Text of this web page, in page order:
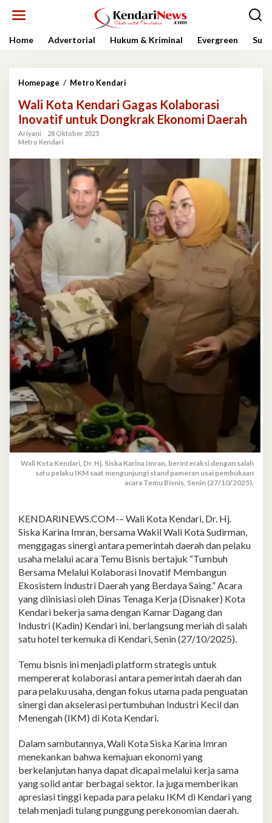
Home
Advertorial Hukum & Kriminal Evergreen
Homepage / Metro Kendari
Kendari
Gagas
Kolaborasi
Dongkrak
Ekonomi
Daerah
Wali Kota Kendari Gagas Kolaborasi
Inovatif untuk Dongkrak Ekonomi Daerah
Ariyani
28 Oktober 2025
Metro Kendari
Wali Kota Kendari, Dr. Hj. Siska Karina Imran, berinteraksi dengan salah
satu pelaku IKM saat mengunjungi stand pameran usai pembukaan
acara Temu Bisnis, Senin (27/10/2025).
KENDARINEWS.COM-– Wali Kota Kendari, Dr. Hj.
Siska Karina Imran, bersama Wakil Wali Kota Sudirman,
menggagas sinergi antara pemerintah daerah dan pelaku
usaha melalui acara Temu Bisnis bertajuk “Tumbuh
Bersama Melalui Kolaborasi Inovatif Membangun
Ekosistem Industri Daerah yang Berdaya Saing.” Acara
yang diinisiasi oleh Dinas Tenaga Kerja (Disnaker) Kota
Kendari bekerja sama dengan Kamar Dagang dan
Industri (Kadin) Kendari ini, berlangsung meriah di salah
satu hotel terkemuka di Kendari, Senin (27/10/2025).
Temu bisnis ini menjadi platform strategis untuk
mempererat kolaborasi antara pemerintah daerah dan
para pelaku usaha, dengan fokus utama pada penguatan
sinergi dan akselerasi pertumbuhan Industri Kecil dan
Menengah (IKM) di Kota Kendari.
Dalam sambutannya, Wali Kota Siska Karina Imran
menekankan bahwa kemajuan ekonomi yang
berkelanjutan hanya dapat dicapai melalui kerja sama
yang solid antar berbagai sektor. Ia juga memberikan
apresiasi tinggi kepada para pelaku IKM di Kendari yang
telah menjadi tulang punggung perekonomian daerah.